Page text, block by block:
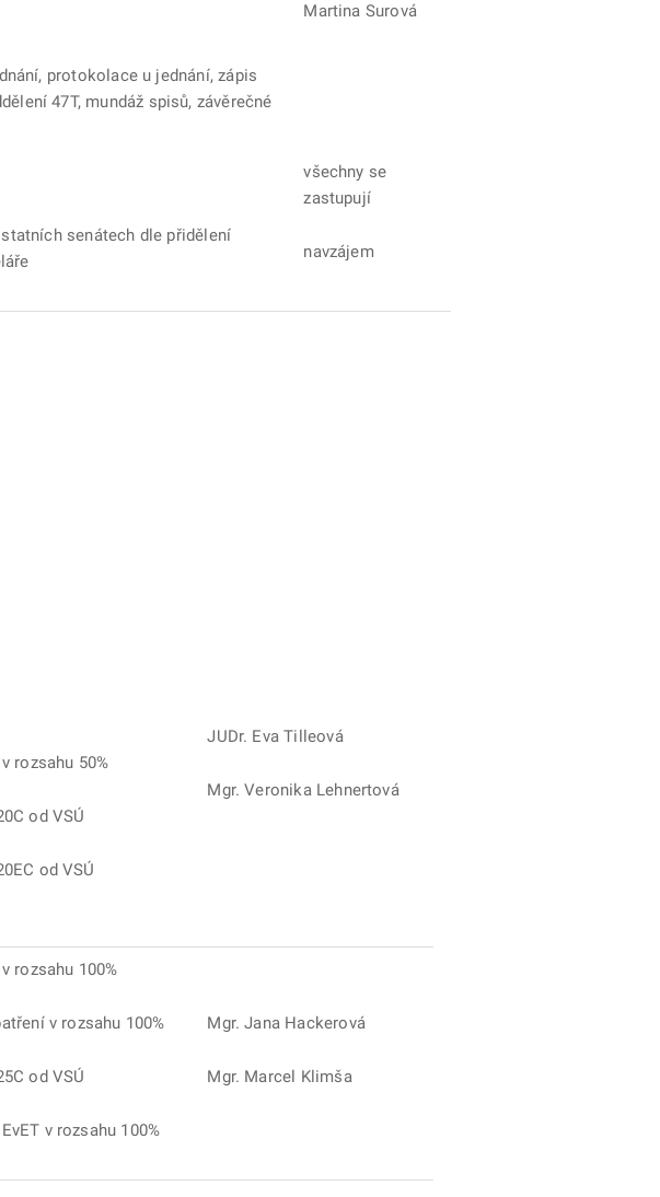
protokolace u jednání, zápis
47T, mundáž spisů, závěrečné
senátech dle přidělení
Martina Surová
všechny se
zastupují
navzájem
rozsahu 50%
od VSÚ
od VSÚ
JUDr. Eva Tilleová
Mgr. Veronika Lehnertová
rozsahu 100%
v rozsahu 100%
od VSÚ
v rozsahu 100%
Mgr. Jana Hackerová
Mgr. Marcel Klimša